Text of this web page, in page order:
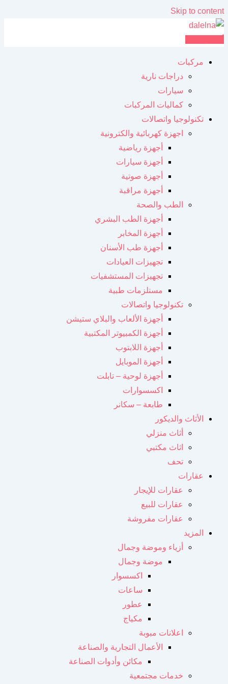
Skip to content
مركبات
دراجات نارية
سيارات
كماليات المركبات
تكنولوجيا واتصالات
اجهزة كهربائية والكترونية
أجهزة رياضية
أجهزة سيارات
أجهزة صوتية
أجهزة مراقبة
الطب والصحة
أجهزة الطب البشري
أجهزة المخابر
أجهزة طب الأسنان
تجهيزات العيادات
تجهيزات المستشفيات
مستلزمات طبية
تكنولوجيا واتصالات
أجهزة الألعاب والبلاي ستيشن
أجهزة الكمبيوتر المكتبية
أجهزة اللابتوب
أجهزة الموبايل
أجهزة لوحية – تابلت
اكسسوارات
طابعة – سكانر
الأثاث والديكور
أثاث منزلي
اثاث مكتبي
تحف
عقارات
عقارات للإيجار
عقارات للبيع
عقارات مفروشة
المزيد
أزياء وموضة وجمال
موضة وجمال
اكسسوار
ساعات
عطور
مكياج
اعلانات مبوبة
الأعمال التجارية والصناعة
مكائن ​​وأدوات الصناعة
خدمات مجتمعية